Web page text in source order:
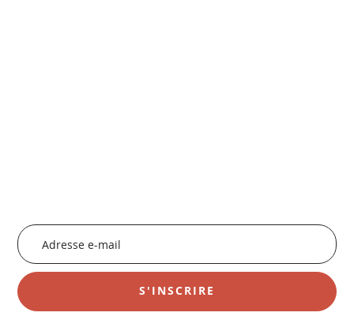
Inscription
à
notre
newsletter
:
S'INSCRIRE